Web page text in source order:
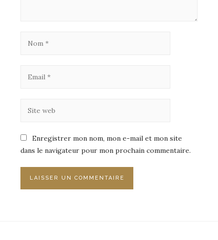
Enregistrer mon nom, mon e-mail et mon site
dans le navigateur pour mon prochain commentaire.